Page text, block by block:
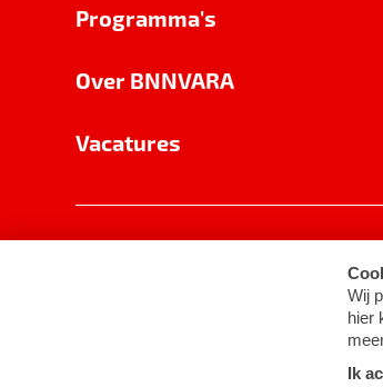
Programma's
Over BNNVARA
Vacatures
Cookie-instellingen